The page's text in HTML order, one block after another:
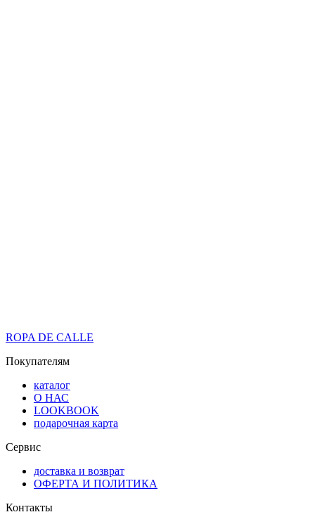
ROPA DE CALLE
Покупателям
каталог
О НАС
LOOKBOOK
подарочная карта
Сервис
доставка и возврат
ОФЕРТА И ПОЛИТИКА
Контакты